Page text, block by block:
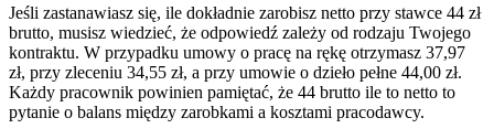
Jeśli zastanawiasz się, ile dokładnie zarobisz netto przy stawce 44 zł
brutto, musisz wiedzieć, że odpowiedź zależy od rodzaju Twojego
kontraktu. W przypadku umowy o pracę na rękę otrzymasz 37,97
zł, przy zleceniu 34,55 zł, a przy umowie o dzieło pełne 44,00 zł.
Każdy pracownik powinien pamiętać, że 44 brutto ile to netto to
pytanie o balans między zarobkami a kosztami pracodawcy.